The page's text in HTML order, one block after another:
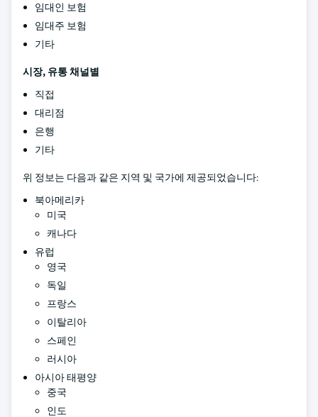
임대인 보험
임대주 보험
기타
시장, 유통 채널별
직접
대리점
은행
기타
위 정보는 다음과 같은 지역 및 국가에 제공되었습니다:
북아메리카
미국
캐나다
유럽
영국
독일
프랑스
이탈리아
스페인
러시아
아시아 태평양
중국
인도